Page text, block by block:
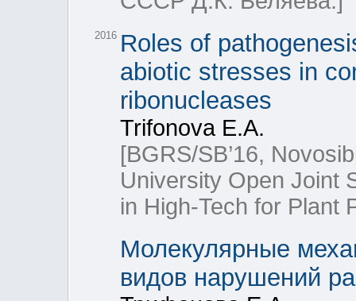
2016 Roles of
abiotic stresses in
ribonucleases
Trifonova E.A.
[BGRS/SB’16,
University Open Joint
in High-Tech for Plant
Молекулярные
видов нарушений